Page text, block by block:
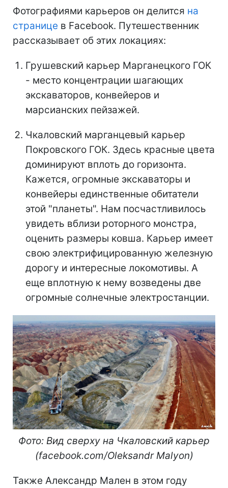
Фотографиями карьеров он делится на
странице в Facebook. Путешественник
рассказывает об этих локациях:
Грушевский карьер Марганецкого ГОК
- место концентрации шагающих
экскаваторов, конвейеров и
марсианских пейзажей.
Чкаловский марганцевый карьер
Покровского ГОК. Здесь красные цвета
доминируют вплоть до горизонта.
Кажется, огромные экскаваторы и
конвейеры единственные обитатели
этой "планеты". Нам посчастливилось
увидеть вблизи роторного монстра,
оценить размеры ковша. Карьер имеет
свою электрифицированную железную
дорогу и интересные локомотивы. А
еще вплотную к нему возведены две
огромные солнечные электростанции.
Фото: Вид сверху на Чкаловский карьер
(facebook.com/Oleksandr Malyon)
Также Александр Мален в этом году